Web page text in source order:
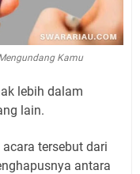
Kamu
lebih dalam
lain.
tersebut dari
antara